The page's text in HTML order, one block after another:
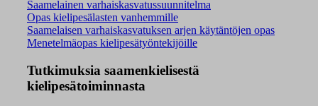
Saamelainen varhaiskasvatussuunnitelma
Opas kielipesälasten vanhemmille
Saamelaisen varhaiskasvatuksen arjen käytäntöjen opas
Menetelmäopas kielipesätyöntekijöille
Tutkimuksia saamenkielisestä
kielipesätoiminnasta